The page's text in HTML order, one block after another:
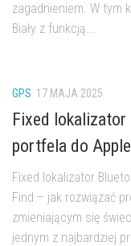
zagadnieniem. W tym
Biały z funkcją...
GPS 17 MAJA 2025
Fixed
portfela do
Fixed lokalizator
Find – jak rozwiązać
zmieniającym się
jednym z najbardziej